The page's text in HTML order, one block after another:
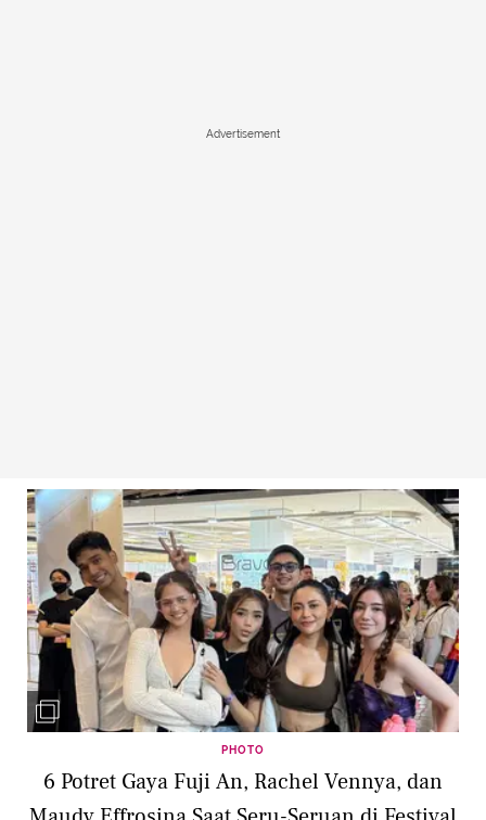
Advertisement
PHOTO
6 Potret Gaya Fuji An, Rachel Vennya, dan